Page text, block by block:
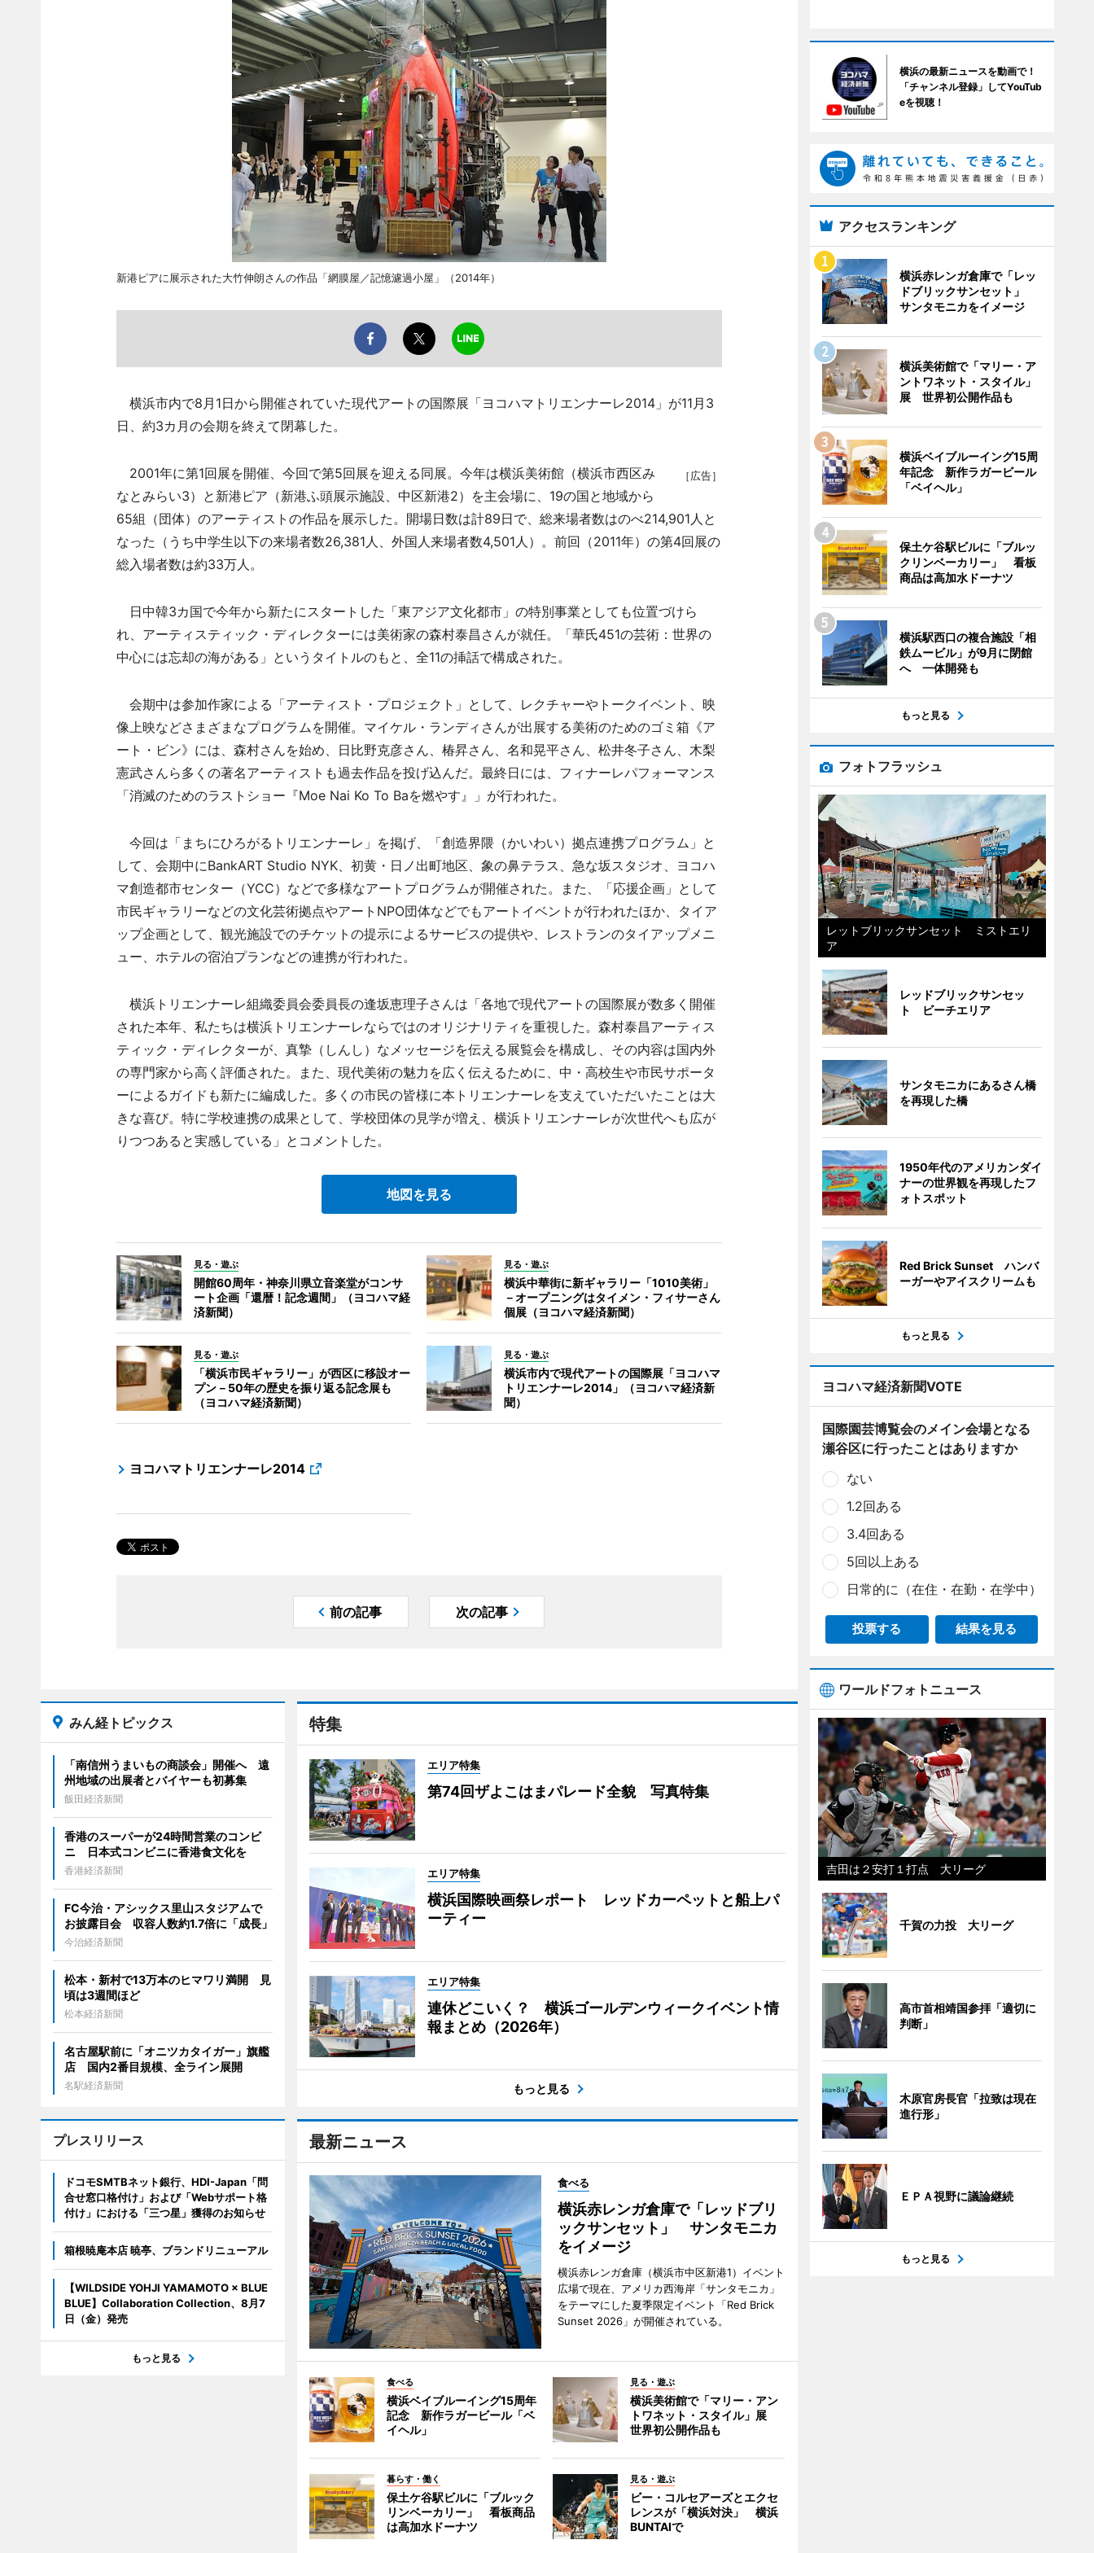
新港ピアに展示された大竹伸朗さんの作品「網膜屋／記憶濾過小屋」（2014年）
横浜市内で8月1日から開催されていた現代アートの国際展「ヨコハマトリエンナーレ2014」が11月3
日、約3カ月の会期を終えて閉幕した。
［広告］
2001年に第1回展を開催、今回で第5回展を迎える同展。今年は横浜美術館（横浜市西区み
なとみらい3）と新港ピア（新港ふ頭展示施設、中区新港2）を主会場に、19の国と地域から
65組（団体）のアーティストの作品を展示した。開場日数は計89日で、総来場者数はのべ214,901人と
なった（うち中学生以下の来場者数26,381人、外国人来場者数4,501人）。前回（2011年）の第4回展の
総入場者数は約33万人。
日中韓3カ国で今年から新たにスタートした「東アジア文化都市」の特別事業としても位置づけら
れ、アーティスティック・ディレクターには美術家の森村泰昌さんが就任。「華氏451の芸術：世界の
中心には忘却の海がある」というタイトルのもと、全11の挿話で構成された。
会期中は参加作家による「アーティスト・プロジェクト」として、レクチャーやトークイベント、映
像上映などさまざまなプログラムを開催。マイケル・ランディさんが出展する美術のためのゴミ箱《ア
ート・ビン》には、森村さんを始め、日比野克彦さん、椿昇さん、名和晃平さん、松井冬子さん、木梨
憲武さんら多くの著名アーティストも過去作品を投げ込んだ。最終日には、フィナーレパフォーマンス
「消滅のためのラストショー『Moe Nai Ko To Baを燃やす』」が行われた。
今回は「まちにひろがるトリエンナーレ」を掲げ、「創造界隈（かいわい）拠点連携プログラム」と
して、会期中にBankART Studio NYK、初黄・日ノ出町地区、象の鼻テラス、急な坂スタジオ、ヨコハ
マ創造都市センター（YCC）などで多様なアートプログラムが開催された。また、「応援企画」として
市民ギャラリーなどの文化芸術拠点やアートNPO団体などでもアートイベントが行われたほか、タイア
ップ企画として、観光施設でのチケットの提示によるサービスの提供や、レストランのタイアップメニ
ュー、ホテルの宿泊プランなどの連携が行われた。
横浜トリエンナーレ組織委員会委員長の逢坂恵理子さんは「各地で現代アートの国際展が数多く開催
された本年、私たちは横浜トリエンナーレならではのオリジナリティを重視した。森村泰昌アーティス
ティック・ディレクターが、真摯（しんし）なメッセージを伝える展覧会を構成し、その内容は国内外
の専門家から高く評価された。また、現代美術の魅力を広く伝えるために、中・高校生や市民サポータ
ーによるガイドも新たに編成した。多くの市民の皆様に本トリエンナーレを支えていただいたことは大
きな喜び。特に学校連携の成果として、学校団体の見学が増え、横浜トリエンナーレが次世代へも広が
りつつあると実感している」とコメントした。
地図を見る
見る・遊ぶ
開館60周年・神奈川県立音楽堂がコンサ
ート企画「還暦！記念週間」（ヨコハマ経
済新聞）
見る・遊ぶ
横浜中華街に新ギャラリー「1010美術」
－オープニングはタイメン・フィサーさん
個展（ヨコハマ経済新聞）
見る・遊ぶ
「横浜市民ギャラリー」が西区に移設オー
プン－50年の歴史を振り返る記念展も
（ヨコハマ経済新聞）
見る・遊ぶ
横浜市内で現代アートの国際展「ヨコハマ
トリエンナーレ2014」（ヨコハマ経済新
聞）
ヨコハマトリエンナーレ2014
前の記事 次の記事
特集
エリア特集
第74回ザよこはまパレード全貌 写真特集
エリア特集
横浜国際映画祭レポート レッドカーペットと船上パ
ーティー
エリア特集
連休どこいく？ 横浜ゴールデンウィークイベント情
報まとめ（2026年）
もっと見る
最新ニュース
食べる
横浜赤レンガ倉庫で「レッドブリ
ックサンセット」 サンタモニカ
をイメージ
横浜赤レンガ倉庫（横浜市中区新港1）イベント
広場で現在、アメリカ西海岸「サンタモニカ」
をテーマにした夏季限定イベント「Red Brick
Sunset 2026」が開催されている。
食べる
横浜ベイブルーイング15周年
記念 新作ラガービール「ベ
イヘル」
見る・遊ぶ
横浜美術館で「マリー・アン
トワネット・スタイル」展
世界初公開作品も
暮らす・働く
保土ケ谷駅ビルに「ブルック
リンベーカリー」 看板商品
は高加水ドーナツ
見る・遊ぶ
ビー・コルセアーズとエクセ
レンスが「横浜対決」 横浜
BUNTAIで
みん経トピックス
「南信州うまいもの商談会」開催へ 遠
州地域の出展者とバイヤーも初募集
飯田経済新聞
香港のスーパーが24時間営業のコンビ
ニ 日本式コンビニに香港食文化を
香港経済新聞
FC今治・アシックス里山スタジアムで
お披露目会 収容人数約1.7倍に「成長」
今治経済新聞
松本・新村で13万本のヒマワリ満開 見
頃は3週間ほど
松本経済新聞
名古屋駅前に「オニツカタイガー」旗艦
店 国内2番目規模、全ライン展開
名駅経済新聞
プレスリリース
ドコモSMTBネット銀行、HDI-Japan「問
合せ窓口格付け」および「Webサポート格
付け」における「三つ星」獲得のお知らせ
箱根暁庵本店 暁亭、ブランドリニューアル
【WILDSIDE YOHJI YAMAMOTO × BLUE
BLUE】Collaboration Collection、8月7
日（金）発売
もっと見る
横浜の最新ニュースを動画で！
「チャンネル登録」してYouTub
eを視聴！
アクセスランキング
横浜赤レンガ倉庫で「レッ
ドブリックサンセット」
サンタモニカをイメージ
横浜美術館で「マリー・ア
ントワネット・スタイル」
展 世界初公開作品も
横浜ベイブルーイング15周
年記念 新作ラガービール
「ベイヘル」
保土ケ谷駅ビルに「ブルッ
クリンベーカリー」 看板
商品は高加水ドーナツ
横浜駅西口の複合施設「相
鉄ムービル」が9月に閉館
へ 一体開発も
もっと見る
フォトフラッシュ
レットブリックサンセット ミストエリ
ア
レッドブリックサンセッ
ト ビーチエリア
サンタモニカにあるさん橋
を再現した橋
1950年代のアメリカンダイ
ナーの世界観を再現したフ
ォトスポット
Red Brick Sunset ハンバ
ーガーやアイスクリームも
もっと見る
ヨコハマ経済新聞VOTE
国際園芸博覧会のメイン会場となる
瀬谷区に行ったことはありますか
ない
1.2回ある
3.4回ある
5回以上ある
日常的に（在住・在勤・在学中）
投票する 結果を見る
ワールドフォトニュース
吉田は２安打１打点 大リーグ
千賀の力投 大リーグ
高市首相靖国参拝「適切に
判断」
木原官房長官「拉致は現在
進行形」
ＥＰＡ視野に議論継続
もっと見る